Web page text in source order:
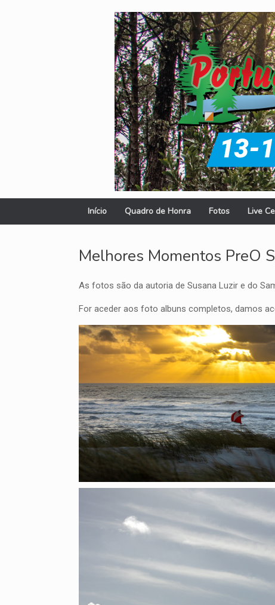
Início Quadro de Honra Fotos Live
Melhores Momentos PreO
As fotos são da autoria de Susana Luzir e do
For aceder aos foto albuns completos, damos